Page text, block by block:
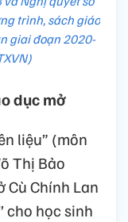
trình, sách giáo
giai đoạn 2020-
dục mở
liệu” (môn
Thị Bảo
Cù Chính Lan
cho học sinh